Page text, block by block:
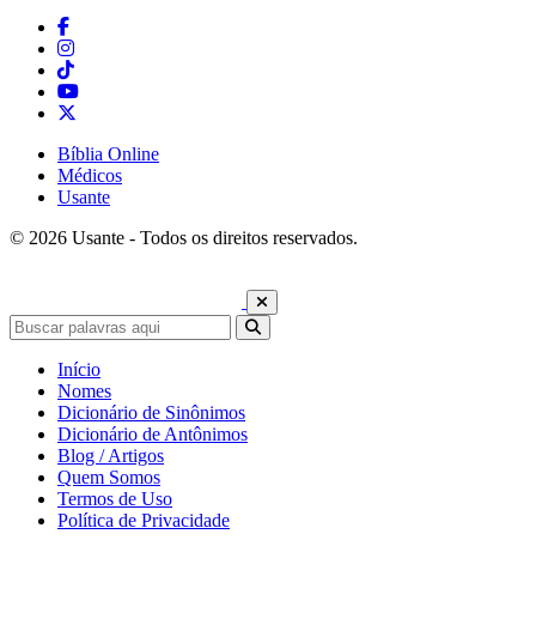
Bíblia Online
Médicos
Usante
© 2026 Usante - Todos os direitos reservados.
Início
Nomes
Dicionário de Sinônimos
Dicionário de Antônimos
Blog / Artigos
Quem Somos
Termos de Uso
Política de Privacidade